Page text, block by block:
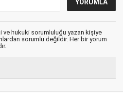
ve hukuki sorumluluğu yazan kişiye
sorumlu değildir. Her bir yorum